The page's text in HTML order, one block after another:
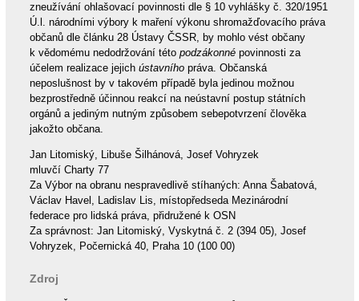
zneužívání ohlašovací povinnosti dle § 10 vyhlášky č. 320/1951
Ú.l. národními výbory k maření výkonu shromažďovacího práva
občanů dle článku 28 Ústavy ČSSR, by mohlo vést občany
k vědomému nedodržování této podzákonnépovinnosti za
účelem realizace jejich ústavníhopráva. Občanská
neposlušnost by v takovém případě byla jedinou možnou
bezprostředně účinnou reakcí na neústavní postup státních
orgánů a jediným nutným způsobem sebepotvrzení člověka
jakožto občana.
Jan Litomiský, Libuše Šilhánová, Josef Vohryzek
mluvčí Charty 77
Za Výbor na obranu nespravedlivě stíhaných: Anna Šabatová,
Václav Havel, Ladislav Lis, místopředseda Mezinárodní
federace pro lidská práva, přidružené k OSN
Za správnost: Jan Litomiský, Vyskytná č. 2 (394 05), Josef
Vohryzek, Počernická 40, Praha 10 (100 00)
Zdroj